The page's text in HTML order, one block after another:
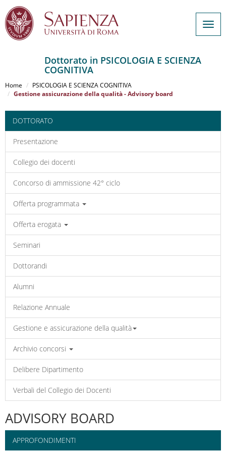
al
contenuto
Dottorato in PSICOLOGIA E SCIENZA
COGNITIVA
Home
PSICOLOGIA E SCIENZA COGNITIVA
Gestione assicurazione della qualità - Advisory board
DOTTORATO
Presentazione
Collegio dei docenti
Concorso di ammissione 42° ciclo
Offerta programmata
Offerta erogata
Seminari
Dottorandi
Alumni
Relazione Annuale
Gestione e assicurazione della qualità
Archivio concorsi
Delibere Dipartimento
Verbali del Collegio dei Docenti
ADVISORY BOARD
APPROFONDIMENTI